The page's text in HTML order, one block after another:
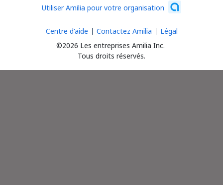
Utiliser Amilia pour votre organisation
©2026 Les entreprises Amilia Inc.
Tous droits réservés.
Centre d'aide Contactez Amilia Légal